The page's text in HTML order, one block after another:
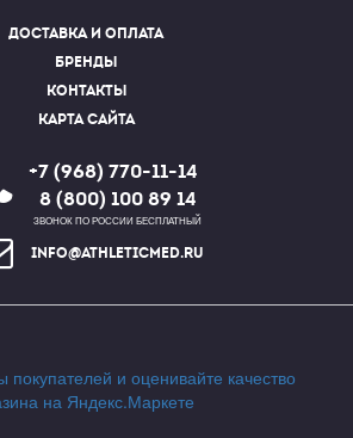
Доставка и оплата
Бренды
Контакты
Карта сайта
+7 (968) 770-11-14
8 (800) 100 89 14
ЗВОНОК ПО РОССИИ БЕСПЛАТНЫЙ
info@athleticmed.ru